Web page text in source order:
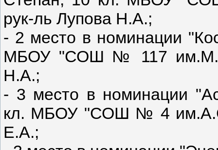
рук-ль Лупова Н.А.;
- 2 место в номинации
МБОУ "СОШ № 117
Н.А.;
- 3 место в номинации
кл. МБОУ "СОШ № 4
Е.А.;